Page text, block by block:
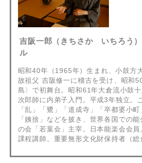
吉阪一郎（きちさか いちろう
ル
昭和40年（1965年）生まれ、小鼓方
故祖父 吉阪修一に稽古を受け、昭和
島〉で初舞台。昭和61年大倉流小鼓
次郎師に内弟子入門。平成3年独立。
「乱」「鷺」「道成寺」「卒都婆小町
「姨捨」などを披き、世界各国での
の会「若葉会」主宰。日本能楽会会
課程講師。重要無形文化財保持者（総